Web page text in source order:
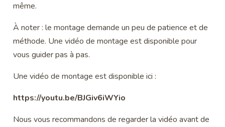
même.
À noter : le montage demande un peu de patience et de
méthode. Une vidéo de montage est disponible pour
vous guider pas à pas.
Une vidéo de montage est disponible ici :
https://youtu.be/BJGiv6iWYio
Nous vous recommandons de regarder la vidéo avant de